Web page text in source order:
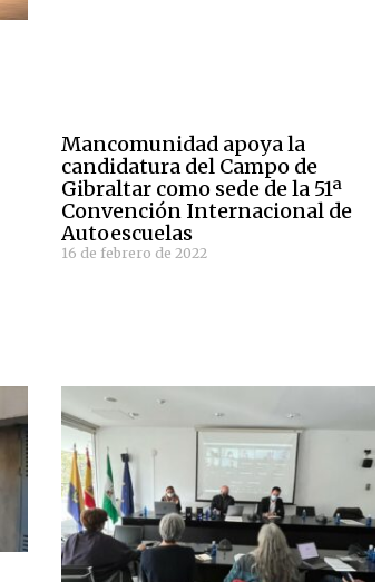
Mancomunidad apoya la
candidatura del Campo de
Gibraltar como sede de la 51ª
Convención Internacional de
Autoescuelas
16 de febrero de 2022